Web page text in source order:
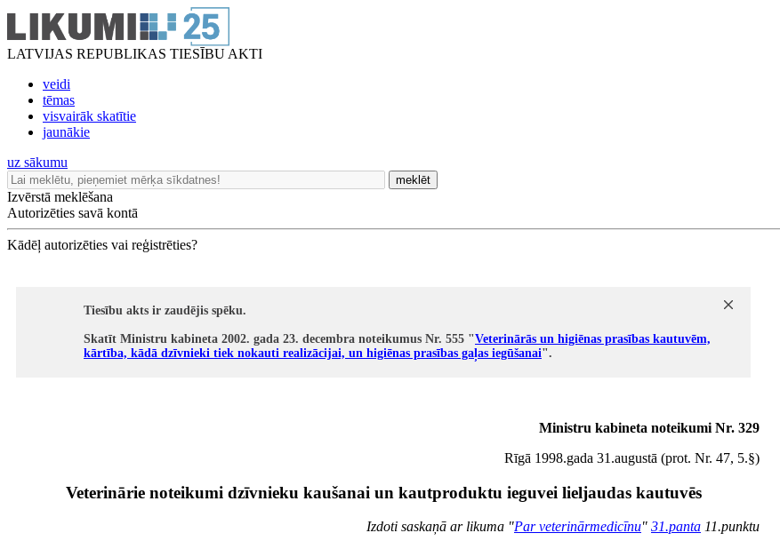
LATVIJAS REPUBLIKAS TIESĪBU AKTI
veidi
tēmas
visvairāk skatītie
jaunākie
uz sākumu
meklēt
Izvērstā meklēšana
Autorizēties savā kontā
Kādēļ autorizēties vai reģistrēties?
Tiesību akts ir zaudējis spēku.
Skatīt Ministru kabineta 2002. gada 23. decembra noteikumus Nr. 555 "Veterinārās un higiēnas prasības kautuvēm,
kārtība, kādā dzīvnieki tiek nokauti realizācijai, un higiēnas prasības gaļas iegūšanai".
Ministru kabineta noteikumi Nr. 329
Rīgā 1998.gada 31.augustā (prot. Nr. 47, 5.§)
Veterinārie noteikumi dzīvnieku kaušanai un kautproduktu ieguvei lieljaudas kautuvēs
Izdoti saskaņā ar likuma "Par veterinārmedicīnu" 31.panta 11.punktu